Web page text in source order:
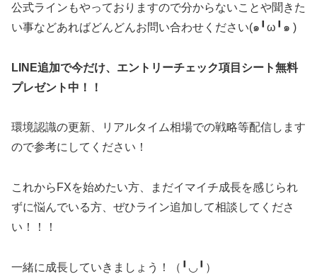
公式ラインもやっておりますので分からないことや聞きた
い事などあればどんどんお問い合わせください(๑╹ω╹๑ )
LINE追加で今だけ、エントリーチェック項目シート無料
プレゼント中！！
環境認識の更新、リアルタイム相場での戦略等配信します
ので参考にしてください！
これからFXを始めたい方、まだイマイチ成長を感じられ
ずに悩んでいる方、ぜひライン追加して相談してくださ
い！！！
一緒に成長していきましょう！（╹◡╹）